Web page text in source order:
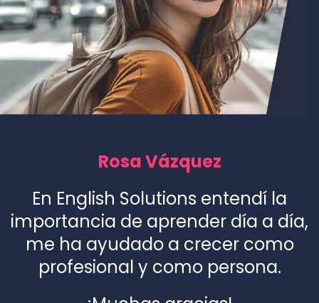
Rosa Vázquez
En English Solutions entendí la
importancia de aprender día a día,
me ha ayudado a crecer como
profesional y como persona.